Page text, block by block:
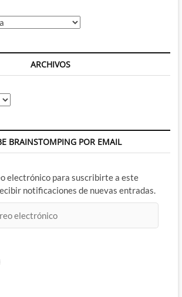
ARCHIVOS
BRAINSTOMPING POR EMAIL
electrónico para suscribirte a este
notificaciones de nuevas entradas.